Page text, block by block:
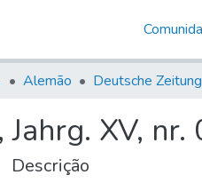
Alemão Deutsche Zeitung
XV, nr.
Descrição